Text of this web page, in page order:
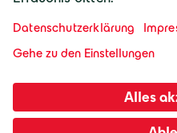
Darf ich mich
Fragen und